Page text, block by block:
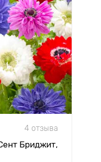
4 отзыва
Бриджит,